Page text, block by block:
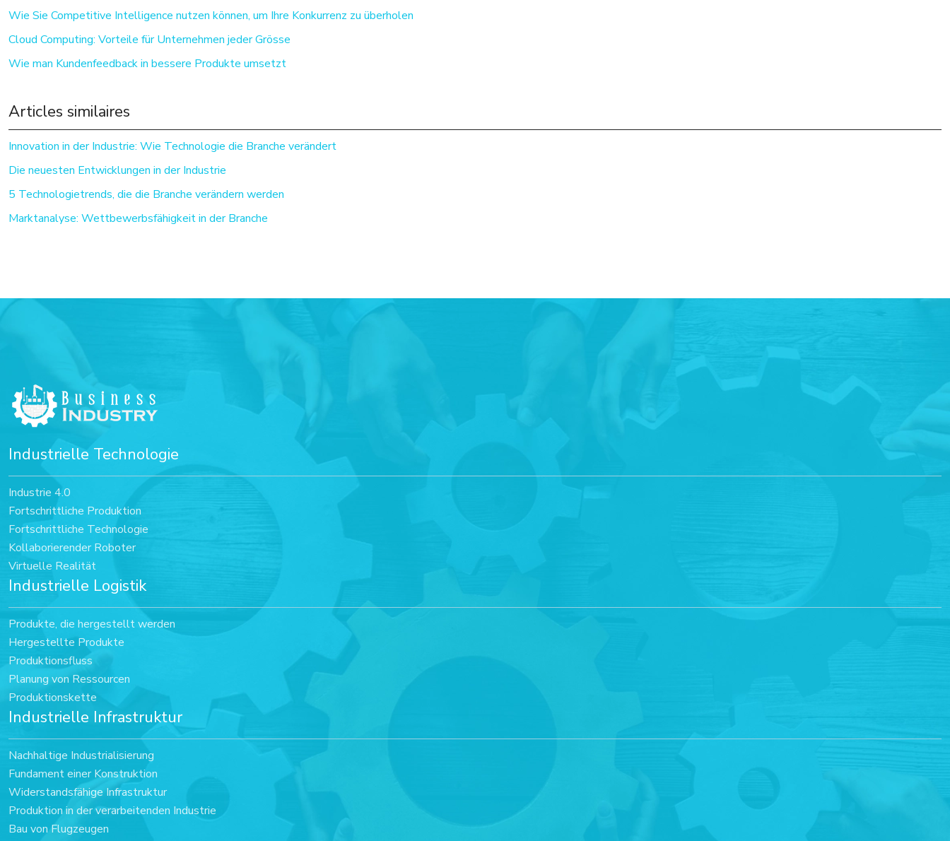
Wie Sie Competitive Intelligence nutzen können, um Ihre Konkurrenz zu überholen
Cloud Computing: Vorteile für Unternehmen jeder Grösse
Wie man Kundenfeedback in bessere Produkte umsetzt
Articles similaires
Innovation in der Industrie: Wie Technologie die Branche verändert
Die neuesten Entwicklungen in der Industrie
5 Technologietrends, die die Branche verändern werden
Marktanalyse: Wettbewerbsfähigkeit in der Branche
Industrielle Technologie
Industrie 4.0
Fortschrittliche Produktion
Fortschrittliche Technologie
Kollaborierender Roboter
Virtuelle Realität
Industrielle Logistik
Produkte, die hergestellt werden
Hergestellte Produkte
Produktionsfluss
Planung von Ressourcen
Produktionskette
Industrielle Infrastruktur
Nachhaltige Industrialisierung
Fundament einer Konstruktion
Widerstandsfähige Infrastruktur
Produktion in der verarbeitenden Industrie
Bau von Flugzeugen